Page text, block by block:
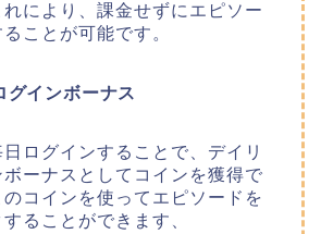
れにより、課金せずにエピソー
ことが可能です。
グインボーナス
ログインすることで、デイリ
ーナスとしてコインを獲得で
のコインを使ってエピソードを
ることができます、